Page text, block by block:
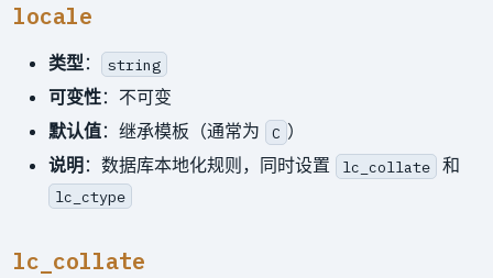
locale
类型： string
可变性：不可变
默认值：继承模板（通常为 C ）
说明 ：数据库本地化规则，同时设置 lc_collate 和
lc_ctype
lc_collate